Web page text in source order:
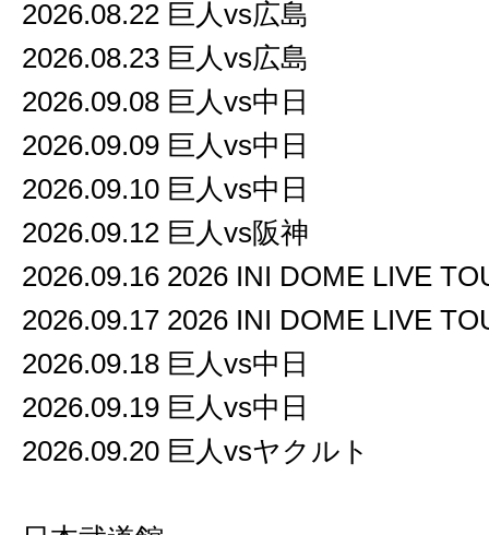
2026.08.22 巨人vs広島
2026.08.23 巨人vs広島
2026.09.08 巨人vs中日
2026.09.09 巨人vs中日
2026.09.10 巨人vs中日
2026.09.12 巨人vs阪神
2026.09.16 2026 INI DOME LIVE
2026.09.17 2026 INI DOME LIVE
2026.09.18 巨人vs中日
2026.09.19 巨人vs中日
2026.09.20 巨人vsヤクルト